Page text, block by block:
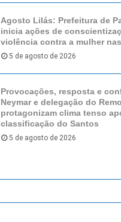
Agosto Lilás: Prefeitura de
inicia ações de
violência contra a mulher
5 de agosto de 2026
Provocações, resposta e
Neymar e delegação do Remo
protagonizam clima tenso
classificação do Santos
5 de agosto de 2026